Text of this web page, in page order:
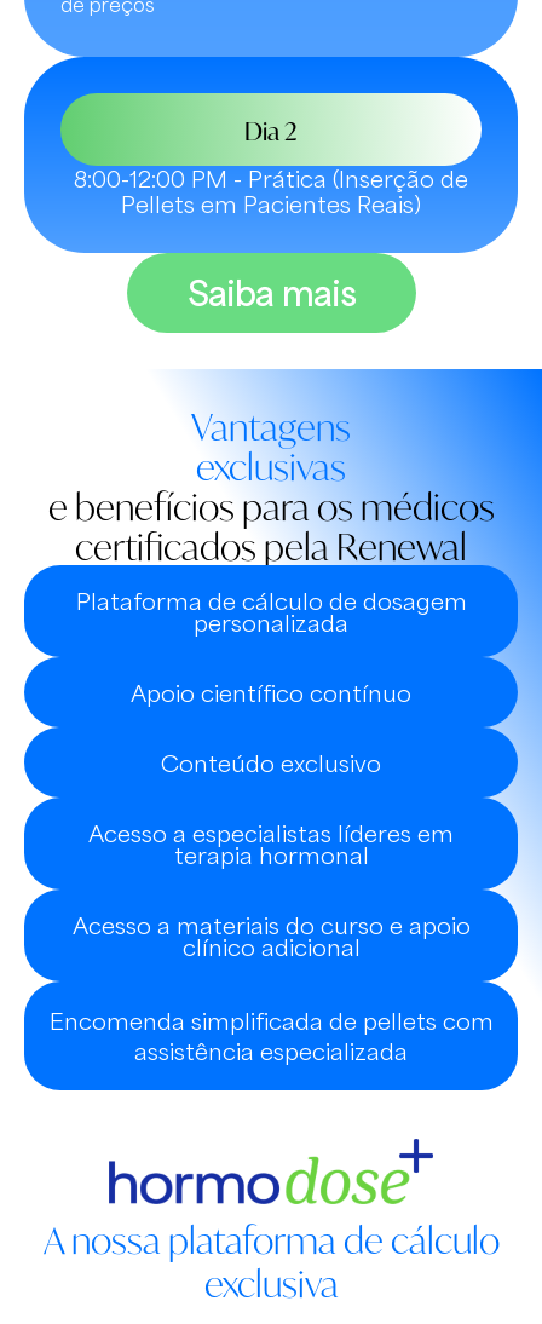
Dia 2
8:00-12:00 PM - Prática (Inserção de
Pellets em Pacientes Reais)
Saiba mais
Vantagens
exclusivas
e benefícios para os médicos
certificados pela Renewal
Plataforma de cálculo de dosagem
personalizada
Apoio científico contínuo
Conteúdo exclusivo
Acesso a especialistas líderes em
terapia hormonal
Acesso a materiais do curso e apoio
clínico adicional
Encomenda simplificada de pellets com
assistência especializada
A nossa plataforma de cálculo
exclusiva